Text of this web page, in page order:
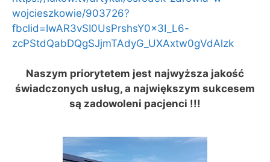
wojcieszkowie/903726?
fbclid=IwAR3vSI0UsPrshsY0x3I_L6-
zcPStdQabDQgSJjmTAdyG_UXAxtw0gVdAlzk
Naszym priorytetem jest najwyższa jakość
świadczonych usług, a największym sukcesem
są zadowoleni pacjenci !!!